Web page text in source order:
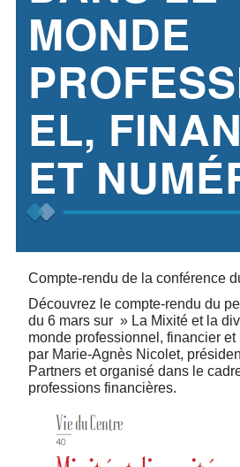
MONDE
EL,
ET
Compte-rendu de la conférence
Découvrez le compte-rendu du
du 6 mars sur » La Mixité et la
monde professionnel, financier
par Marie-Agnès Nicolet,
Partners et organisé dans le
professions financières.